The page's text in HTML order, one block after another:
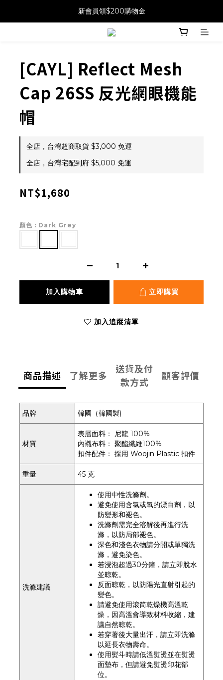
新會員領$200購物金
[CAYL] Reflect Mesh
Cap 26SS 反光網眼機能
帽
全店，台灣超商取貨 $3,000 免運
全店，台灣宅配到府 $5,000 免運
NT$1,680
顏色 : Dark Grey
加入購物車 立即購買
加入追蹤清單
商品描述 了解更多
送貨及付
款方式
顧客評價
品牌 韓國（韓國製)
材質
表層面料：
尼龍 100%
內襯布料： 聚酯纖維100%
扣件配件： 採用 Woojin Plastic 扣件
重量 45 克
洗滌建議
使用中性洗滌劑。
避免使用含氯或氧的漂白劑，以
防變形和褪色。
洗滌劑需完全溶解後再進行洗
滌，以防局部褪色。
深色和淺色衣物請分開或單獨洗
滌，避免染色。
若浸泡超過30分鐘，請立即脫水
並晾乾。
反面晾乾，以防陽光直射引起的
變色。
請避免使用滾筒乾燥機高溫乾
燥，因高溫會導致材料收縮，建
議自然晾乾。
若穿著後大量出汗，請立即洗滌
以延長衣物壽命。
使用熨斗時請低溫熨燙並在熨燙
面墊布，但請避免熨燙印花部
位。